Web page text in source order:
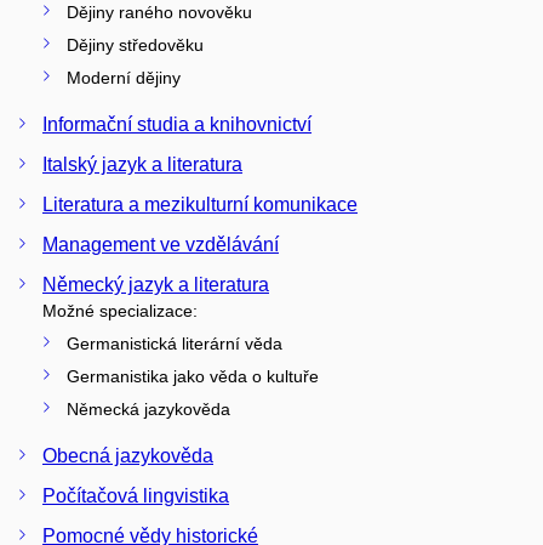
Dějiny raného novověku
Dějiny středověku
Moderní dějiny
Informační studia a knihovnictví
Italský jazyk a literatura
Literatura a mezikulturní komunikace
Management ve vzdělávání
Německý jazyk a literatura
Možné specializace:
Germanistická literární věda
Germanistika jako věda o kultuře
Německá jazykověda
Obecná jazykověda
Počítačová lingvistika
Pomocné vědy historické